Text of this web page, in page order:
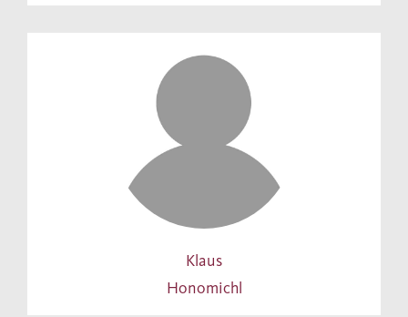
Klaus
Honomichl